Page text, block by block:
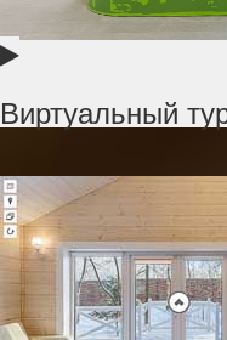
Виртуальный